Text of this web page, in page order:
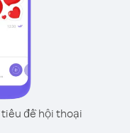
tiêu đề hội thoại